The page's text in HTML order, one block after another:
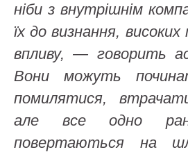
ніби з внутрішнім
їх до визнання,
впливу, — говорить
Вони можуть
помилятися,
але все одно
повертаються на